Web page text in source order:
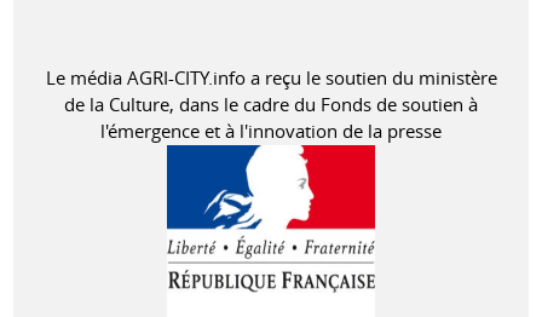
Le média AGRI-CITY.info a reçu le soutien du ministère
de la Culture, dans le cadre du Fonds de soutien à
l'émergence et à l'innovation de la presse